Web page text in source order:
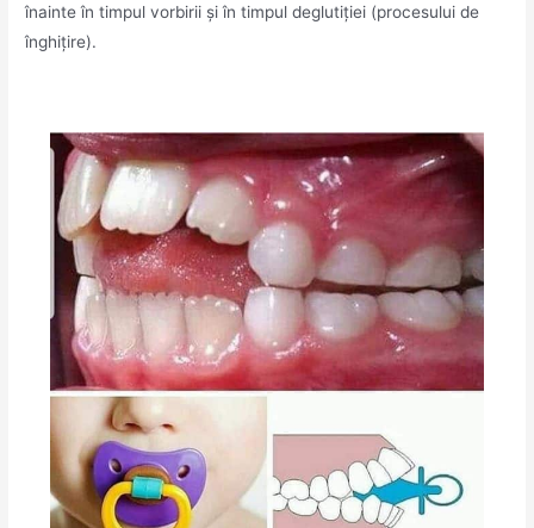
înainte în timpul vorbirii și în timpul deglutiției (procesului de
înghițire).